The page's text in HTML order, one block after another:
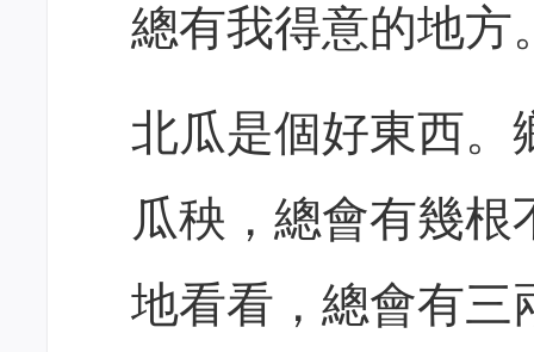
總有我得意的地方
北瓜是個好東西。
瓜秧，總會有幾
地看看，總會有三